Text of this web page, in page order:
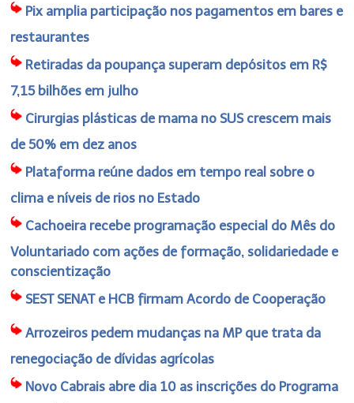
Pix amplia participação nos pagamentos em bares e
restaurantes
Retiradas da poupança superam depósitos em R$
7,15 bilhões em julho
Cirurgias plásticas de mama no SUS crescem mais
de 50% em dez anos
Plataforma reúne dados em tempo real sobre o
clima e níveis de rios no Estado
Cachoeira recebe programação especial do Mês do
Voluntariado com ações de formação, solidariedade e
conscientização
SEST SENAT e HCB firmam Acordo de Cooperação
Arrozeiros pedem mudanças na MP que trata da
renegociação de dívidas agrícolas
Novo Cabrais abre dia 10 as inscrições do Programa